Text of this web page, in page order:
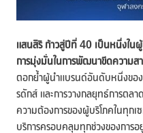
แสนสิริ ก้าวสู่ปีที่ 40 เป็นหนึ่งใน
การมุ่งมั่นในการพัฒนาขีดความส
ตอกย้ำผู้นำแบรนด์อันดับหนึ่งขอ
รดักส์ และการวางกลยุทธ์การตล
ความต้องการของผู้บริโภคในทุก
บริการครอบคลุมทุกช่วงของการ